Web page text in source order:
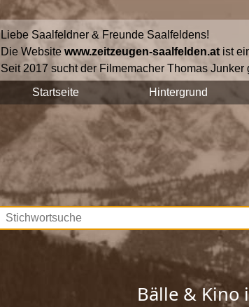
Liebe Saalfeldner & Freunde Saalfeldens!
Die Websitewww.zeitzeugen-saalfelden.at ist
Seit 2017 sucht der Filmemacher Thomas
Stadtgemeinde Saalfelden Zeitzeugen auf hält
Diese Interviews werden Stück für Stück auf
durchsuchbar.
Unterstützt werden die Dreharbeiten und das
Europäischen Union. Mit dieser Sammlung von
lebendig gehalten, sprich die Geschichte
Wir bedanken uns bei allen Beteiligten, die zur
Startseite Hintergrund
Bälle & Kino